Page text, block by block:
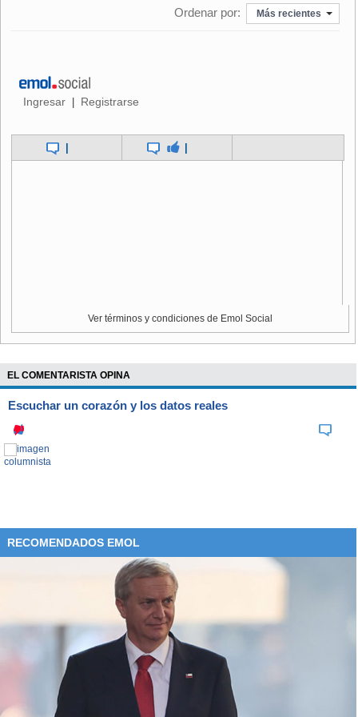
Ordenar por: Más recientes
Ingresar Registrarse
Ver términos y condiciones de Emol Social
EL COMENTARISTA OPINA
Escuchar un corazón y los datos reales
RECOMENDADOS EMOL